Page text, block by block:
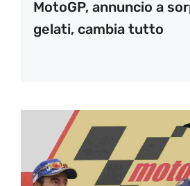
MotoGP, annuncio a
gelati, cambia tutto